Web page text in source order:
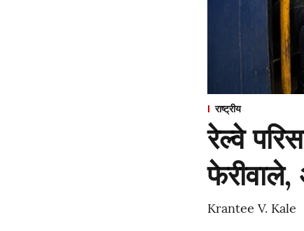
राष्ट्रीय
रेल्वे
Krantee V. Kale